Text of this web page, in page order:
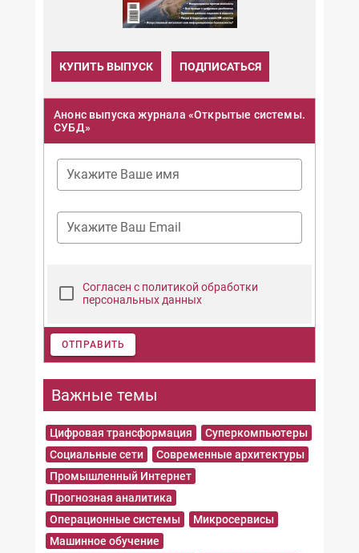
КУПИТЬ ВЫПУСК ПОДПИСАТЬСЯ
Анонс выпуска журнала «Открытые системы.
СУБД»
Укажите Ваше имя
Укажите Ваш Email
Согласен с политикой обработки
персональных данных
ОТПРАВИТЬ
Важные темы
Цифровая трансформация
Суперкомпьютеры
Социальные сети
Современные архитектуры
Промышленный Интернет
Прогнозная аналитика
Операционные системы
Микросервисы
Машинное обучение